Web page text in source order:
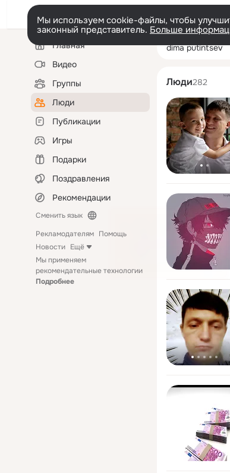
Мы используем cookie-файлы, чтобы
законный представитель. Больше
Левая
колонкаГлавная
Видео
Группы
Люди
Публикации
Игры
Подарки
Поздравления
Рекомендации
Сменить язык
Рекламодателям Помощь
Новости Ещё
Мы применяем
рекомендательные технологии
Подробнее
dima
Люди282